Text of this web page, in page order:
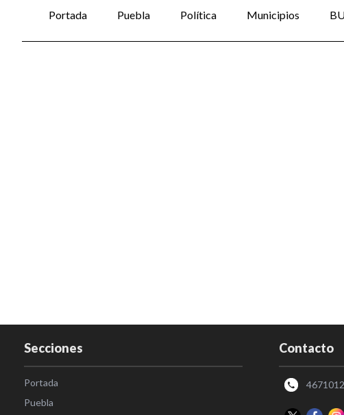
Portada Puebla Política Municipios
Secciones
Portada
Puebla
Contacto
4671012